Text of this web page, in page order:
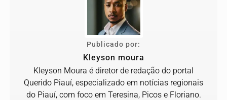
Publicado por:
Kleyson moura
Kleyson Moura é diretor de redação do portal
Querido Piauí, especializado em notícias regionais
do Piauí, com foco em Teresina, Picos e Floriano.